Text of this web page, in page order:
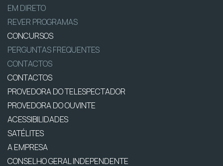
EM DIRETO
REVER PROGRAMAS
CONCURSOS
PERGUNTAS FREQUENTES
CONTACTOS
CONTACTOS
PROVEDORA DO TELESPECTADOR
PROVEDORA DO OUVINTE
ACESSIBILIDADES
SATÉLITES
A EMPRESA
CONSELHO GERAL INDEPENDENTE